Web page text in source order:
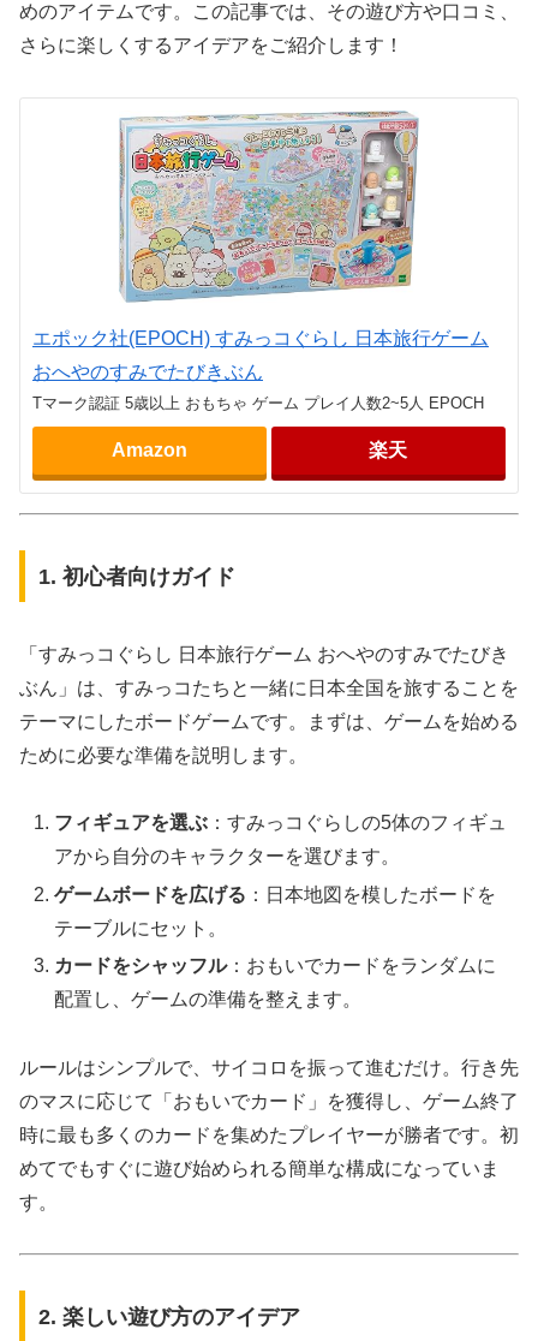
めのアイテムです。この記事では、その遊び方や口コミ、
さらに楽しくするアイデアをご紹介します！
エポック社(EPOCH) すみっコぐらし 日本旅行ゲーム
おへやのすみでたびきぶん
Tマーク認証 5歳以上 おもちゃ ゲーム プレイ人数2~5人 EPOCH
Amazon 楽天
1. 初心者向けガイド
「すみっコぐらし 日本旅行ゲーム おへやのすみでたびき
ぶん」は、すみっコたちと一緒に日本全国を旅することを
テーマにしたボードゲームです。まずは、ゲームを始める
ために必要な準備を説明します。
フィギュアを選ぶ ：すみっコぐらしの5体のフィギュ
アから自分のキャラクターを選びます。
ゲームボードを広げる ：日本地図を模したボードを
テーブルにセット。
カードをシャッフル：おもいでカードをランダムに
配置し、ゲームの準備を整えます。
ルールはシンプルで、サイコロを振って進むだけ。行き先
のマスに応じて「おもいでカード」を獲得し、ゲーム終了
時に最も多くのカードを集めたプレイヤーが勝者です。初
めてでもすぐに遊び始められる簡単な構成になっていま
す。
2. 楽しい遊び方のアイデア